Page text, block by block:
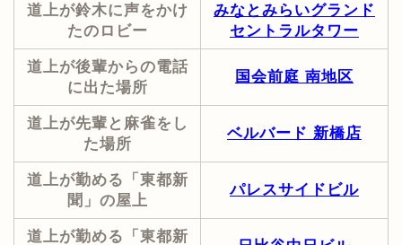
道上が鈴木に声をかけ
たのロビー
みなとみらいグランド
セントラルタワー
道上が後輩からの電話
に出た場所
国会前庭 南地区
道上が先輩と麻雀をし
た場所
ベルバード 新橋店
道上が勤める「東都新
聞」の屋上
パレスサイドビル
道上が勤める「東都新